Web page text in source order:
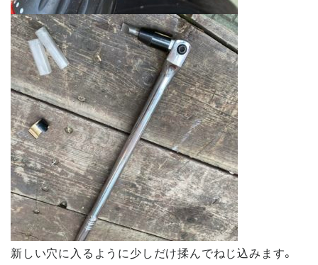
新しい穴に入るように少しだけ揉んでねじ込みます。